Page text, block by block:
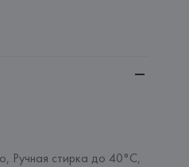
Ручная стирка до 40°C,